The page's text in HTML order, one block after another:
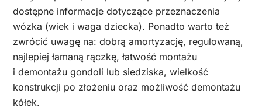
dostępne informacje dotyczące przeznaczenia
wózka (wiek i waga dziecka). Ponadto warto też
zwrócić uwagę na: dobrą amortyzację, regulowaną,
najlepiej łamaną rączkę, łatwość montażu
i demontażu gondoli lub siedziska, wielkość
konstrukcji po złożeniu oraz możliwość demontażu
kółek.